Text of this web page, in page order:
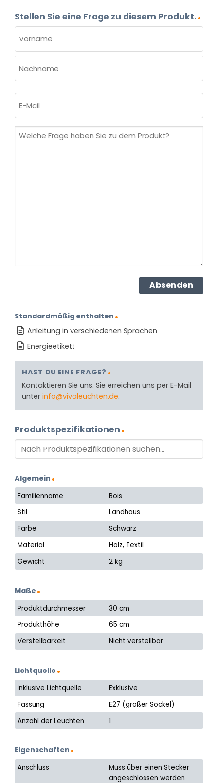
Stellen Sie eine Frage zu diesem Produkt.
(ERFORDERLICH)
Vorname
Mail
Welche
Standardmäßig enthalten
Anleitung in verschiedenen Sprachen
Energieetikett
HAST DU EINE FRAGE?
Kontaktieren Sie uns. Sie erreichen uns per E-Mail
unter info@vivaleuchten.de.
Produktspezifikationen
Algemein
Familienname
Bois
Stil
Landhaus
Farbe
Schwarz
Material
Holz, Textil
Gewicht
2 kg
Maße
Produktdurchmesser
30 cm
Produkthöhe
65 cm
Verstellbarkeit
Nicht verstellbar
Lichtquelle
Inklusive Lichtquelle
Exklusive
Fassung
E27 (großer Sockel)
Anzahl der Leuchten
1
Eigenschaften
Anschluss
Muss über einen Stecker
angeschlossen werden